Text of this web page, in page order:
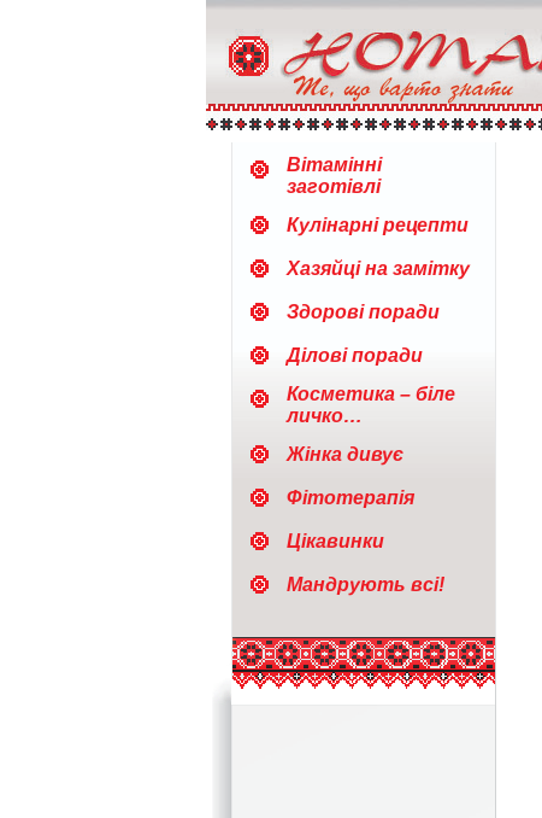
Вітамінні
заготівлі
Кулінарні рецепти
Хазяйці на замітку
Здорові поради
Ділові поради
Косметика – біле
личко…
Жінка дивує
Фітотерапія
Цікавинки
Мандрують всі!